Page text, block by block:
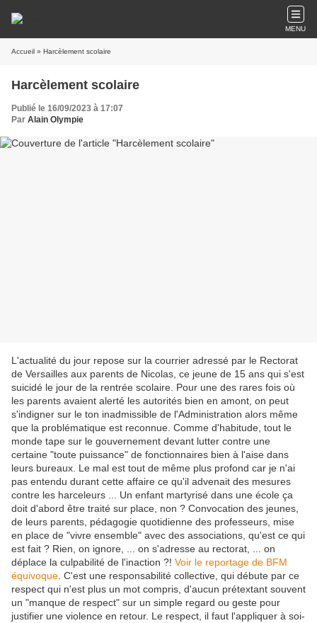
MENU
Accueil » Harcèlement scolaire
Harcèlement scolaire
Publié le 16/09/2023 à 17:07
Par Alain Olympie
L'actualité du jour repose sur la courrier adressé par le Rectorat
de Versailles aux parents de Nicolas, ce jeune de 15 ans qui s'est
suicidé le jour de la rentrée scolaire. Pour une des rares fois où
les parents avaient alerté les autorités bien en amont, on peut
s'indigner sur le ton inadmissible de l'Administration alors même
que la problématique est reconnue. Comme d'habitude, tout le
monde tape sur le gouvernement devant lutter contre une
certaine "toute puissance" de fonctionnaires bien à l'aise dans
leurs bureaux. Le mal est tout de même plus profond car je n'ai
pas entendu durant cette affaire ce qu'il advenait des mesures
contre les harceleurs ... Un enfant martyrisé dans une école ça
doit d'abord être traité sur place, non ? Convocation des jeunes,
de leurs parents, pédagogie quotidienne des professeurs, mise
en place de "vivre ensemble" avec des associations, qu'est ce qui
est fait ? Rien, on ignore, ... on s'adresse au rectorat, ... on
déplace la culpabilité de l'inaction ?! Voir le reportage de BFM
équivoque . C'est une responsabilité collective, qui débute par ce
respect qui n'est plus un mot compris, d'aucun prétextant souvent
un "manque de respect" sur un simple regard ou geste pour
justifier une violence en retour. Le respect, il faut l'appliquer à soi-